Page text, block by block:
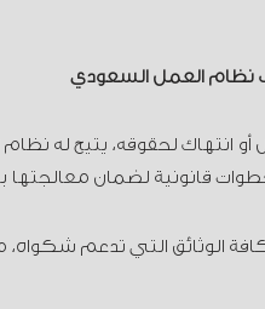
العمل السعودي
انتهاك لحقوقه، يتيح له
قانونية لضمان
الوثائق التي تدعم